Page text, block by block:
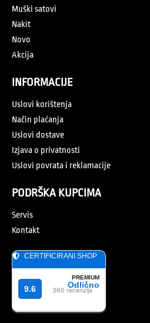
Muški satovi
Nakit
Novo
Akcija
INFORMACIJE
Uslovi korištenja
Način plaćanja
Uslovi dostave
Izjava o privatnosti
Uslovi povrata i reklamacije
PODRŠKA KUPCIMA
Servis
Kontakt